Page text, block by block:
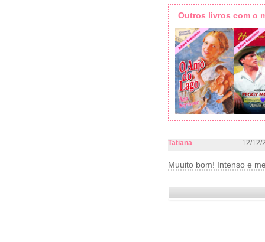
Outros livros com o
Tatiana 12/12/
Muuito bom! Intenso e